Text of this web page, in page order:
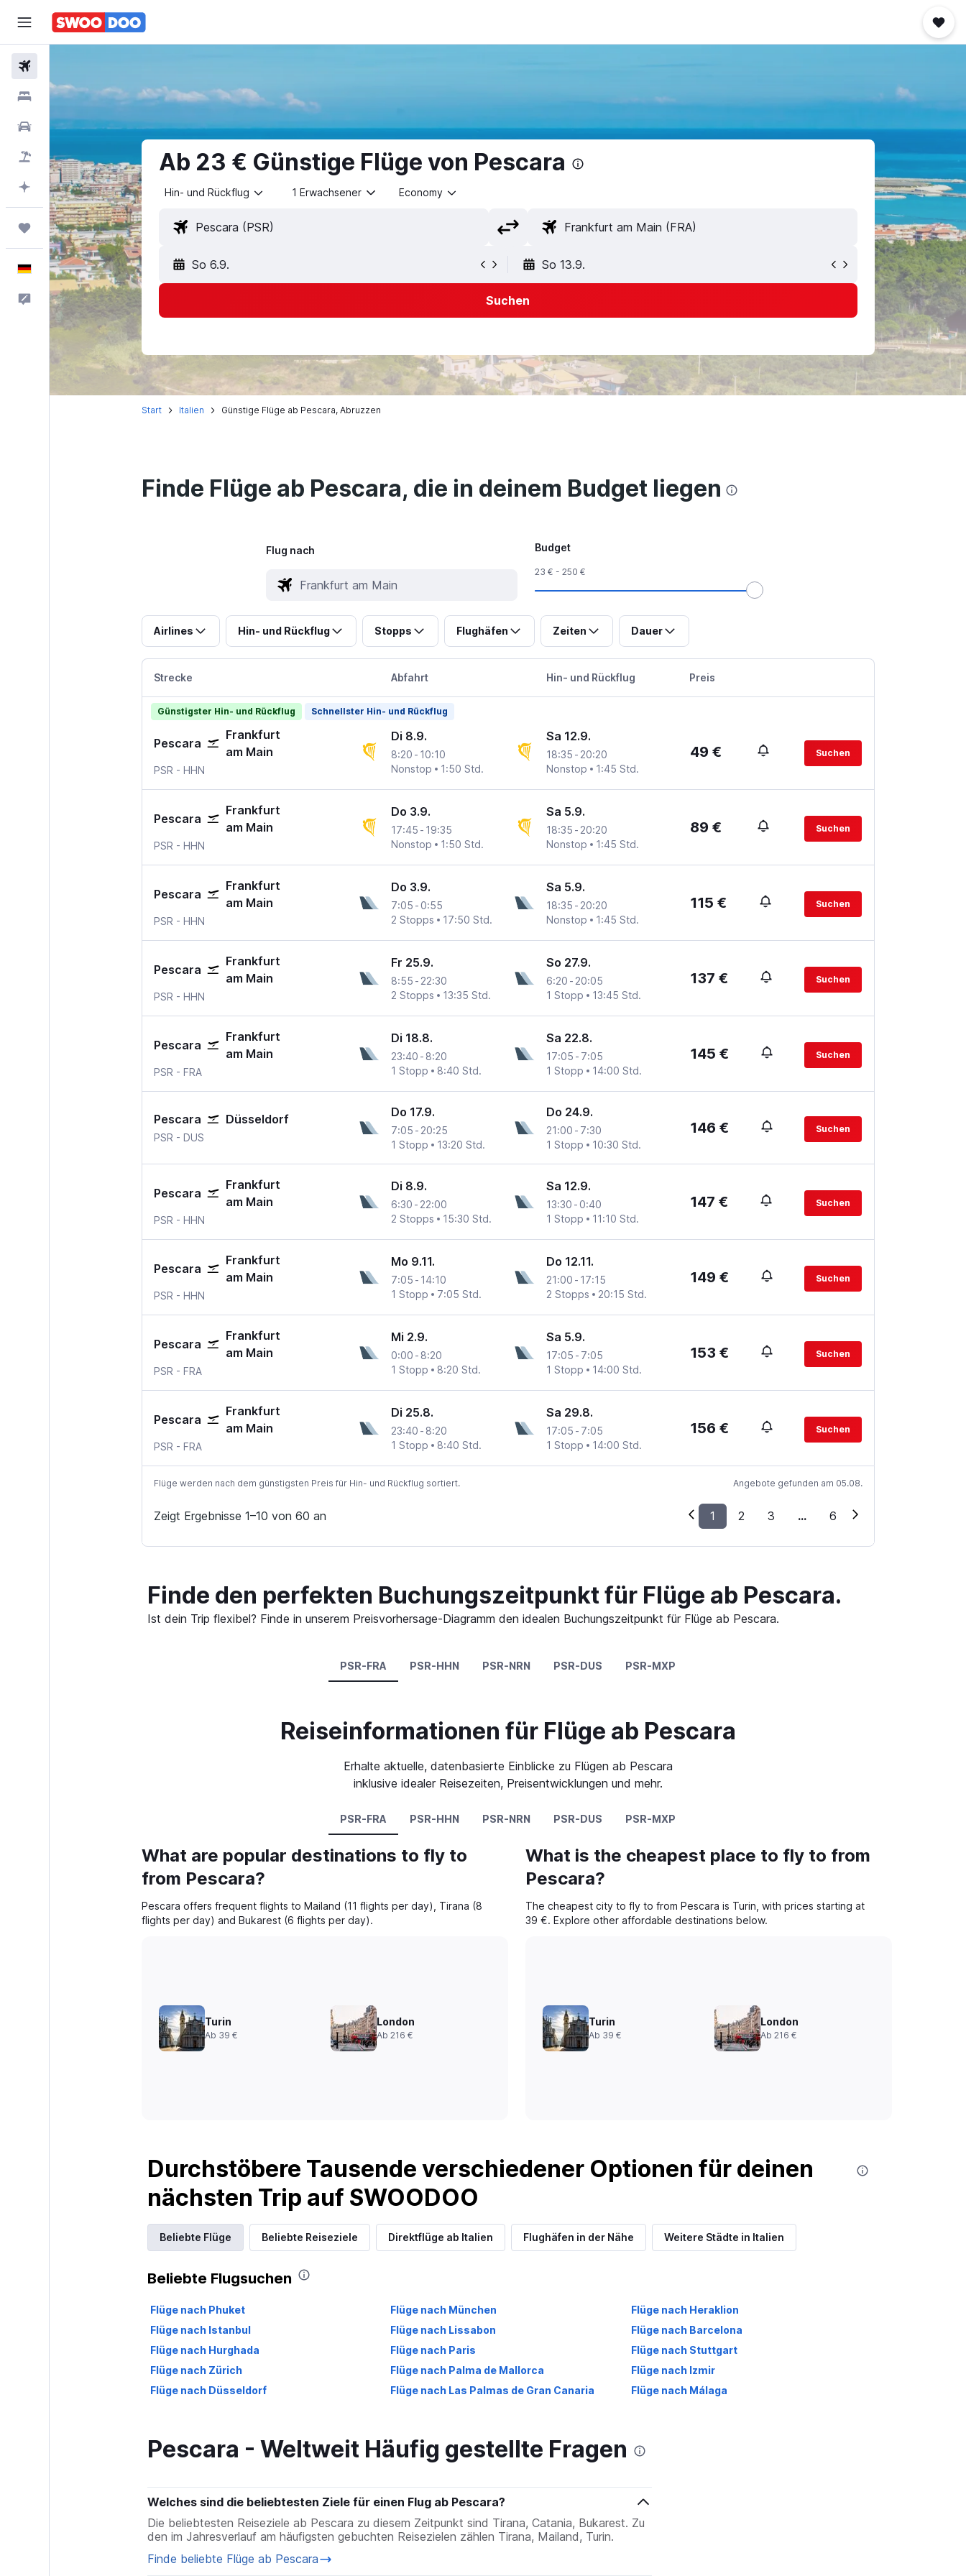
Unterkünfte
Mietwagen
Pauschalreisen
Mit KI planen
Trips
Deutsch
Feedback
Ab 23 € Günstige Flüge von Pescara
Hin- und Rückflug 1 Erwachsener Economy
So 6.9. So 13.9.
Suchen
Start Italien Günstige Flüge ab Pescara, Abruzzen
Finde Flüge ab Pescara, die in deinem Budget liegen
Flug nach Budget
23 € - 250 €
Airlines Hin- und Rückflug Stopps Flughäfen Zeiten Dauer
Strecke Abfahrt Hin- und Rückflug Preis
Günstigster Hin- und Rückflug Schnellster Hin- und Rückflug
Pescara
Frankfurt
am Main
PSR Pescara
- HHN
Di 8.9.
8:20 - 10:10
Nonstop
1:50 Std.
Sa 12.9.
18:35 - 20:20
Nonstop
1:45 Std.
49 € Suchen
Pescara
Frankfurt
am Main
PSR Pescara
- HHN
Do 3.9.
17:45 - 19:35
Nonstop
1:50 Std.
Sa 5.9.
18:35 - 20:20
Nonstop
1:45 Std.
89 € Suchen
Pescara
Frankfurt
am Main
PSR Pescara
- HHN
Do 3.9.
7:05 - 0:55
2 Stopps
17:50 Std.
Sa 5.9.
18:35 - 20:20
Nonstop
1:45 Std.
115 € Suchen
Pescara
Frankfurt
am Main
PSR Pescara
- HHN
Fr 25.9.
8:55 - 22:30
2 Stopps
13:35 Std.
So 27.9.
6:20 - 20:05
1 Stopp
13:45 Std.
137 € Suchen
Pescara
Frankfurt
am Main
PSR Pescara
- FRA
Di 18.8.
23:40 - 8:20
1 Stopp
8:40 Std.
Sa 22.8.
17:05 - 7:05
1 Stopp
14:00 Std.
145 € Suchen
Pescara Düsseldorf
PSR Pescara
- DUS
Do 17.9.
7:05 - 20:25
1 Stopp
13:20 Std.
Do 24.9.
21:00 - 7:30
1 Stopp
10:30 Std.
146 € Suchen
Pescara
Frankfurt
am Main
PSR Pescara
- HHN
Di 8.9.
6:30 - 22:00
2 Stopps
15:30 Std.
Sa 12.9.
13:30 - 0:40
1 Stopp
11:10 Std.
147 € Suchen
Pescara
Frankfurt
am Main
PSR Pescara
- HHN
Mo 9.11.
7:05 - 14:10
1 Stopp
7:05 Std.
Do 12.11.
21:00 - 17:15
2 Stopps
20:15 Std.
149 € Suchen
Pescara
Frankfurt
am Main
PSR Pescara
- FRA
Mi 2.9.
0:00 - 8:20
1 Stopp
8:20 Std.
Sa 5.9.
17:05 - 7:05
1 Stopp
14:00 Std.
153 € Suchen
Pescara
Frankfurt
am Main
PSR Pescara
- FRA
Di 25.8.
23:40 - 8:20
1 Stopp
8:40 Std.
Sa 29.8.
17:05 - 7:05
1 Stopp
14:00 Std.
156 € Suchen
Flüge werden nach dem günstigsten Preis für Hin- und Rückflug sortiert. Angebote gefunden am 05.08.
Zeigt Ergebnisse 1–10 von 60 an 1 2 3 ... 6
Finde den perfekten Buchungszeitpunkt für Flüge ab Pescara.
Ist dein Trip flexibel? Finde in unserem Preisvorhersage-Diagramm den idealen Buchungszeitpunkt für Flüge ab Pescara.
PSR-FRA PSR-HHN PSR-NRN PSR-DUS PSR-MXP
Reiseinformationen für Flüge ab Pescara
Erhalte aktuelle, datenbasierte Einblicke zu Flügen ab Pescara
inklusive idealer Reisezeiten, Preisentwicklungen und mehr.
PSR-FRA PSR-HHN PSR-NRN PSR-DUS PSR-MXP
What are popular destinations to fly to
from Pescara?
Pescara offers frequent flights to Mailand (11 flights per day), Tirana (8
flights per day) and Bukarest (6 flights per day).
Turin
Ab 39 €
London
Ab 216 €
What is the cheapest place to fly to from
Pescara?
The cheapest city to fly to from Pescara is Turin, with prices starting at
39 €. Explore other affordable destinations below.
Turin
Ab 39 €
London
Ab 216 €
Durchstöbere Tausende verschiedener Optionen für deinen
nächsten Trip auf SWOODOO
Beliebte Flüge Beliebte Reiseziele Direktflüge ab Italien Flughäfen in der Nähe Weitere Städte in Italien
Beliebte Flugsuchen
Flüge nach Phuket Flüge nach München
Flüge nach Heraklion
Flüge nach Istanbul
Flüge nach Lissabon
Flüge nach Barcelona
Flüge nach Hurghada
Flüge nach Paris
Flüge nach Stuttgart
Flüge nach Zürich
Flüge nach Palma de Mallorca
Flüge nach Izmir
Flüge nach Düsseldorf
Flüge nach Las Palmas de Gran Canaria Flüge nach Málaga
Pescara - Weltweit Häufig gestellte Fragen
Welches sind die beliebtesten Ziele für einen Flug ab Pescara?
Die beliebtesten Reiseziele ab Pescara zu diesem Zeitpunkt sind Tirana, Catania, Bukarest. Zu
den im Jahresverlauf am häufigsten gebuchten Reisezielen zählen Tirana, Mailand, Turin.
Finde beliebte Flüge ab Pescara